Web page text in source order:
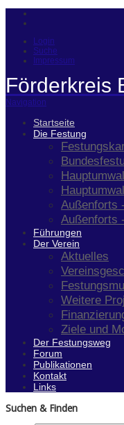
Login
Suche
Impressum
Förderkreis
Navigation
Startseite
Die Festung
Außenforts
Außenforts
Führungen
Der Verein
Aktuelles
Weitere
Ziele und
Der Festungsweg
Forum
Publikationen
Kontakt
Links
Suchen & Finden